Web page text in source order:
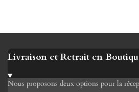
Livraison et Retrait en
Nous proposons deux options pour la